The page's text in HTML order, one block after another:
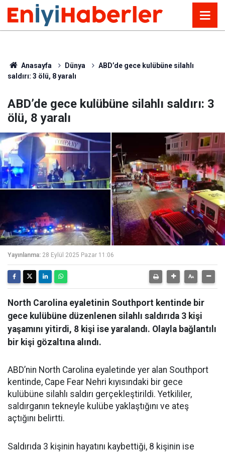
Anasayfa Dünya
ABD’de gece kulübüne silahlı
saldırı: 3 ölü, 8 yaralı
ABD’de gece kulübüne silahlı saldırı: 3
ölü, 8 yaralı
Yayınlanma: 28 Eylül 2025 Pazar 11:06
North Carolina eyaletinin Southport kentinde bir
gece kulübüne düzenlenen silahlı saldırıda 3 kişi
yaşamını yitirdi, 8 kişi ise yaralandı. Olayla bağlantılı
bir kişi gözaltına alındı.
ABD’nin North Carolina eyaletinde yer alan Southport
kentinde, Cape Fear Nehri kıyısındaki bir gece
kulübüne silahlı saldırı gerçekleştirildi. Yetkililer,
saldırganın tekneyle kulübe yaklaştığını ve ateş
açtığını belirtti.
Saldırıda 3 kişinin hayatını kaybettiği, 8 kişinin ise